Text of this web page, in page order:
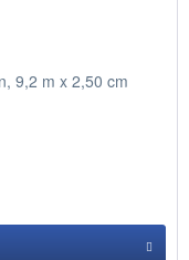
9,2 m x 2,50 cm